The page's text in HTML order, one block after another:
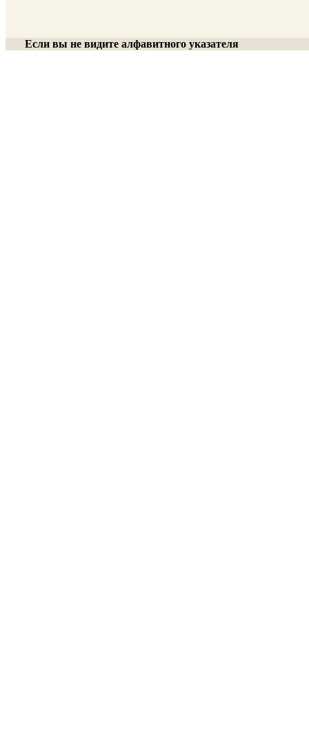
Если вы не видите алфавитного указателя